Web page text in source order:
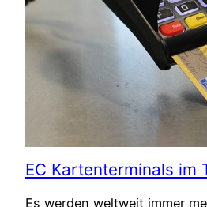
EC Kartenterminals im
Es werden weltweit immer